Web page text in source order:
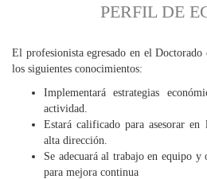
PERFIL DE
El profesionista egresado en el
los siguientes conocimientos:
Implementará estrategias
actividad.
Estará calificado para asesorar
alta dirección.
Se adecuará al trabajo en equipo
para mejora continua